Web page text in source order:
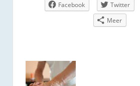
Facebook Twitter
Meer